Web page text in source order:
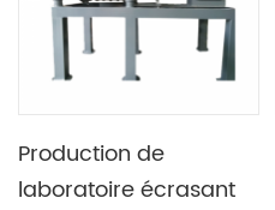
Production de
laboratoire écrasant